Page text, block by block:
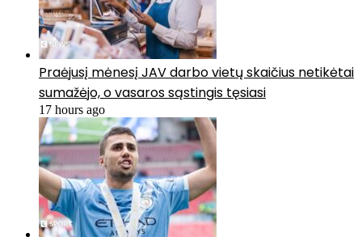
Praėjusį mėnesį JAV darbo vietų skaičius netikėtai
sumažėjo, o vasaros sąstingis tęsiasi
17 hours ago